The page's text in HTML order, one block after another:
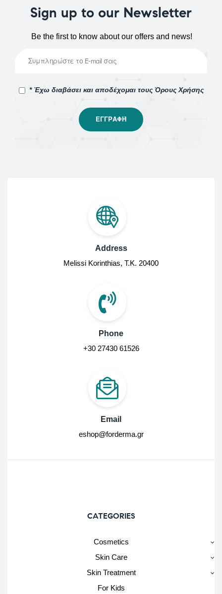
Sign up to our Newsletter
Be the first to know about our offers and news!
* Έχω διαβάσει και αποδέχομαι τους Όρους Χρήσης
Address
Melissi Korinthias, Τ.Κ. 20400
Phone
+30 27430 61526
Email
eshop@forderma.gr
CATEGORIES
Cosmetics
Skin Care
Skin Treatment
For Kids